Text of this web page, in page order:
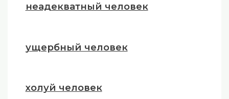
неадекватный человек
ущербный человек
холуй человек